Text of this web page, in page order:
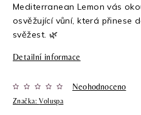
Mediterranean Lemon vás
osvěžující vůní, která přinese
svěžest. 🌿
Detailní informace
Značka:Voluspa
Neohodnoceno